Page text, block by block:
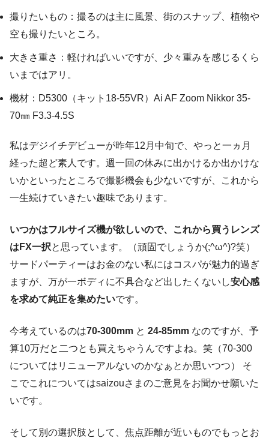
撮りたいもの：撮るのは主に風景、街のスナップ、植物や
空も撮りたいところ。
大きさ重さ：軽ければいいですが、少々重みを感じるくら
いまではアリ。
機材：D5300（キット18‐55VR）Ai AF Zoom Nikkor 35‐
70㎜ F3.3‐4.5S
私はデジイチデビューが昨年12月中旬で、やっと一ヵ月
経った超ど素人です。週一回の休みに出かけるか出かけな
いかといったところで撮影機会も少ないですが、これから
一生続けていきたい趣味であります。
いつかはフルサイズ機が欲しいので、これから買うレンズ
はFX一択と思っています。（頑固でしょうか(;^ω^)?笑）
サードパーティーはお金のない私にはコスパが魅力的過ぎ
ますが、万が一ボディに不具合など出したくないし安心感
を求めて純正を集めたいです。
今考えているのは70‐300mm と 24‐85mm なのですが、予
算10万だと二つとも買えちゃうんですよね。笑（70‐300
についてはリニューアルないのかなぁとか思いつつ） そ
こでこれについてはsaizouさまのご意見をお聞かせ願いた
いです。
そして別の選択肢として、焦点距離が近いものでもっとお